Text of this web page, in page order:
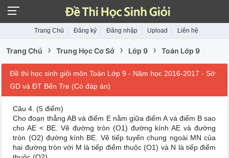
Trang Chủ Đăng ký Đăng nhập Upload Liên hệ
Trang Chủ › Trung Học Cơ Sở › Lớp 9 › Toán Lớp 9
Đề thi học sinh giỏi môn Toán Lớp 9 - Năm học 2016-2017 - Sở
GD và ĐT Bến Tre (Có đáp án)
Câu 4. (5 điểm)
Cho đoạn thẳng AB và điểm E nằm giữa điểm A và điểm B sao
cho AE < BE. Vẽ đường tròn (O1) đường kính AE và đường
tròn (O2) đường kính BE. Vẽ tiếp tuyến chung ngoài MN của
hai đường tròn với M là tiếp điểm thuộc (O1) và N là tiếp điểm